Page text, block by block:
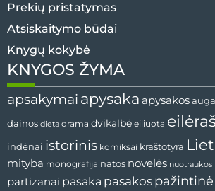
Prekių pristatymas
Atsiskaitymo būdai
Knygų kokybė
KNYGOS ŽYMA
apsakymai apysaka apysakos
dainos dieta drama dvikalbė eiliuota
indėnai istorinis komiksai kraštotyra
mityba monografija natos novelės nuotraukos
partizanai pasaka pasakos pažintinė